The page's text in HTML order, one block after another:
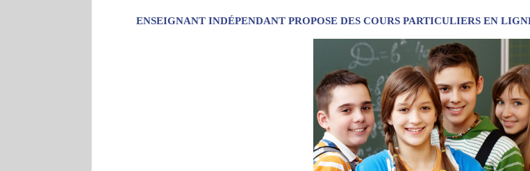
ENSEIGNANT INDÉPENDANT PROPOSE DES COURS PARTICULIERS EN